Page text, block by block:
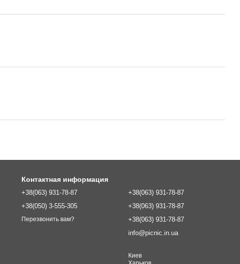
Контактная информация
+38(063) 931-78-87
+38(050) 3-555-305
Перезвонить вам?
+38(063) 931-78-87
+38(063) 931-78-87
+38(063) 931-78-87
info@picnic.in.ua
Киев